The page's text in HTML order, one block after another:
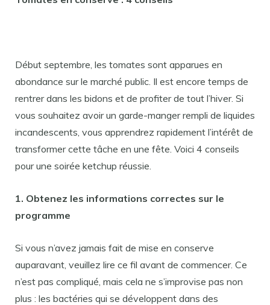
Début septembre, les tomates sont apparues en
abondance sur le marché public. Il est encore temps de
rentrer dans les bidons et de profiter de tout l’hiver. Si
vous souhaitez avoir un garde-manger rempli de liquides
incandescents, vous apprendrez rapidement l’intérêt de
transformer cette tâche en une fête. Voici 4 conseils
pour une soirée ketchup réussie.
1. Obtenez les informations correctes sur le
programme
Si vous n’avez jamais fait de mise en conserve
auparavant, veuillez lire ce fil avant de commencer. Ce
n’est pas compliqué, mais cela ne s’improvise pas non
plus : les bactéries qui se développent dans des